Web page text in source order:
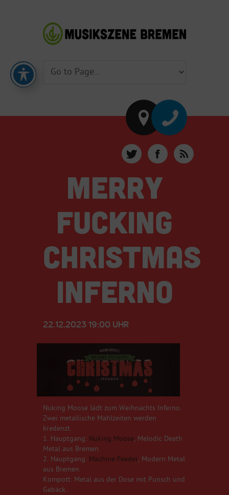
MERRY
FUCKING
CHRISTMAS
INFERNO
22.12.2023 19:00 UHR
Nuking Moose lädt zum Weihnachts Inferno.
Zwei metallische Mahlzeiten werden
kredenzt.
1. Hauptgang: Nuking Moose, Melodic Death
Metal aus Bremen.
2. Hauptgang: Machine Feeder, Modern Metal
aus Bremen.
Kompott: Metal aus der Dose mit Punsch und
Gebäck.